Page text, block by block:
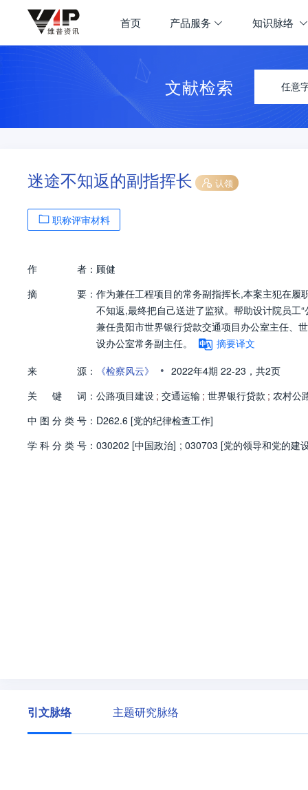
首页 产品服务 知识脉络
文献检索 任意
迷途不知返的副指挥长 认领
职称评审材料
作 者： 顾健
摘
要： 作为兼任工程项目的常务副指挥长,本案主犯在
不知返,最终把自己送进了监狱。帮助设计院员工
兼任贵阳市世界银行贷款交通项目办公室主任、
设办公室常务副主任。
摘要译文
来
源： 《检察风云》 • 2022年4期 22-23， 共2页
关
键 词： 公路项目建设 ; 交通运输 ; 世界银行贷款 ; 农村公
中 图 分 类 号： D262.6 [党的纪律检查工作]
学 科 分 类 号： 030202 [中国政治] ; 030703 [党的领导和党的建
引文脉络 主题研究脉络